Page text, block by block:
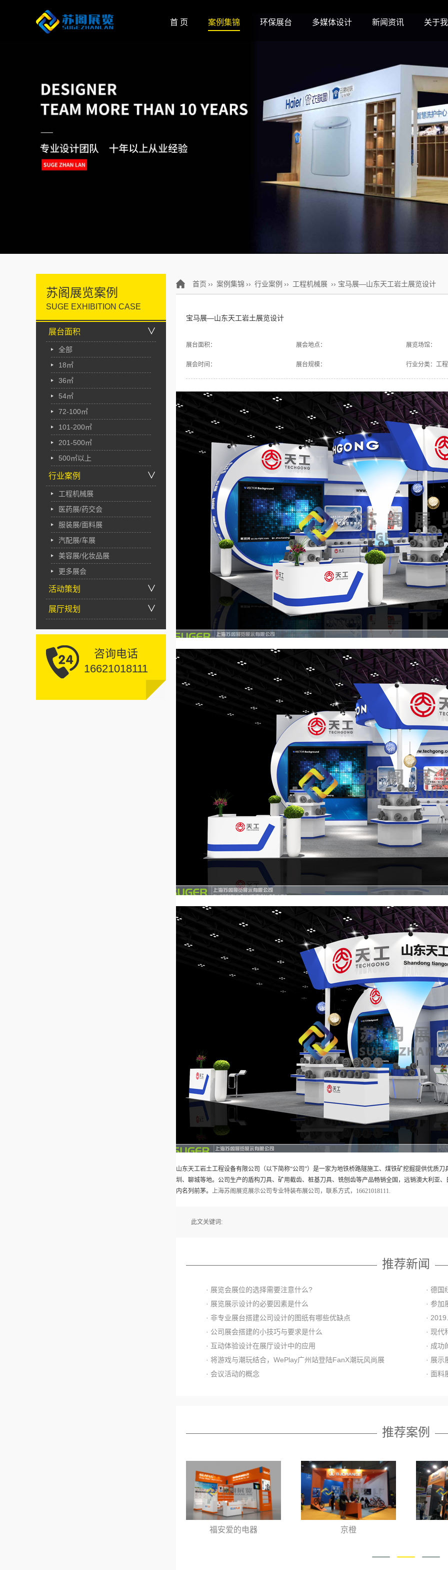
首 页 案例集锦 环保展台 多媒体设计 新闻资讯 关于
苏阁展览案例
SUGE EXHIBITION CASE
∨
展台面积
全部
18㎡
36㎡
54㎡
72-100㎡
101-200㎡
201-500㎡
500㎡以上
∨
行业案例
工程机械展
医药展/药交会
服装展/面料展
汽配展/车展
美容展/化妆品展
更多展会
∨
活动策划
∨
展厅规划
咨询电话
16621018111
首页 ›› 案例集锦 ›› 行业案例 ›› 工程机械展 ›› 宝马展—山东天工岩土展览设计
宝马展—山东天工岩土展览设计
展台面积： 展会地点： 展览场馆：
展会时间： 展台规模： 行业分类：工
山东天工岩土工程设备有限公司（以下简称“公司”）是一家为地铁桥路隧施工、煤铁矿挖掘提供优质
圳、聊城等地。公司生产的盾构刀具、矿用截齿、桩基刀具、铣刨齿等产品畅销全国，远销澳大利亚
内名列前茅。
上海苏阁展览展示公司专业特装布展公司，联系方式，16621018111.
此文关键词:
推荐新闻
· 展览会展位的选择需要注意什么?
· 德国
· 展览展示设计的必要因素是什么
· 参加
· 非专业展台搭建公司设计的图纸有哪些优缺点
·
· 公司展会搭建的小技巧与要求是什么
· 现代
· 互动体验设计在展厅设计中的应用
· 成功
· 将游戏与潮玩结合，WePlay广州站登陆FanX潮玩风尚展
· 展示
· 会议活动的概念
· 面料
推荐案例
京橙 莱赛3